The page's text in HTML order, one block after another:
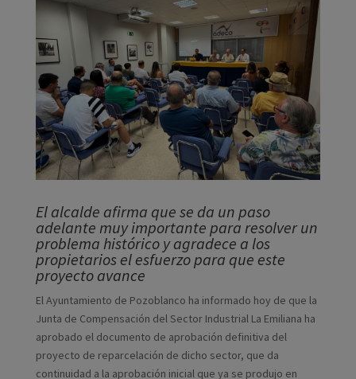
El alcalde afirma que se da un paso
adelante muy importante para resolver un
problema histórico y agradece a los
propietarios el esfuerzo para que este
proyecto avance
El Ayuntamiento de Pozoblanco ha informado hoy de que la
Junta de Compensación del Sector Industrial La Emiliana ha
aprobado el documento de aprobación definitiva del
proyecto de reparcelación de dicho sector, que da
continuidad a la aprobación inicial que ya se produjo en